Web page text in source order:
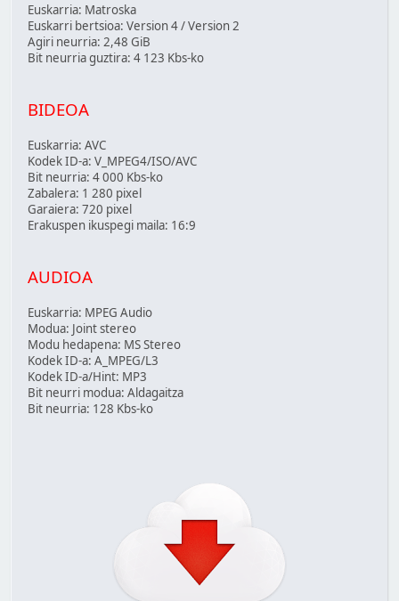
Euskarria: Matroska
Euskarri bertsioa: Version 4 / Version 2
Agiri neurria: 2,48 GiB
Bit neurria guztira: 4 123 Kbs-ko
BIDEOA
Euskarria: AVC
Kodek ID-a: V_MPEG4/ISO/AVC
Bit neurria: 4 000 Kbs-ko
Zabalera: 1 280 pixel
Garaiera: 720 pixel
Erakuspen ikuspegi maila: 16:9
AUDIOA
Euskarria: MPEG Audio
Modua: Joint stereo
Modu hedapena: MS Stereo
Kodek ID-a: A_MPEG/L3
Kodek ID-a/Hint: MP3
Bit neurri modua: Aldagaitza
Bit neurria: 128 Kbs-ko